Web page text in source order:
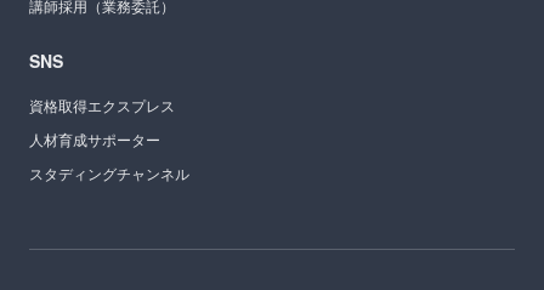
講師採用（業務委託）
SNS
資格取得エクスプレス
人材育成サポーター
スタディングチャンネル